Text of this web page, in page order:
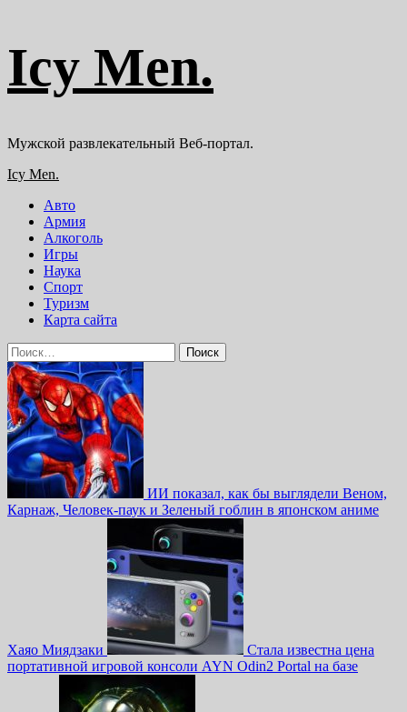
содержимому
Icy Men.
Мужской развлекательный Веб-портал.
Основное
Icy Men.
Авто
Армия
Алкоголь
Игры
Наука
Спорт
Туризм
Карта сайта
Найти:
ИИ показал, как бы выглядели Веном,
Карнаж, Человек-паук и Зеленый гоблин в японском аниме
Хаяо Миядзаки
Стала известна цена
портативной игровой консоли AYN Odin2 Portal на базе